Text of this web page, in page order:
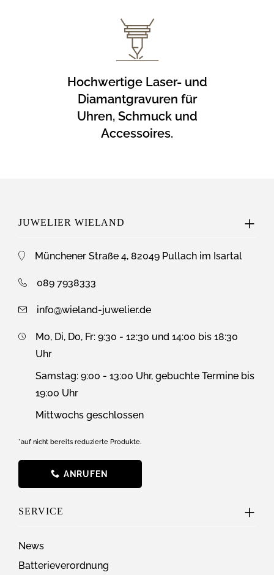
Hochwertige Laser- und
Diamantgravuren für
Uhren, Schmuck und
Accessoires.
JUWELIER WIELAND
Münchener Straße 4, 82049 Pullach im Isartal
089 7938333
info@wieland-juwelier.de
Mo, Di, Do, Fr: 9:30 - 12:30 und 14:00 bis 18:30
Uhr
Samstag: 9:00 - 13:00 Uhr, gebuchte Termine bis
19:00 Uhr
Mittwochs geschlossen
*auf nicht bereits reduzierte Produkte.
ANRUFEN
SERVICE
News
Batterieverordnung